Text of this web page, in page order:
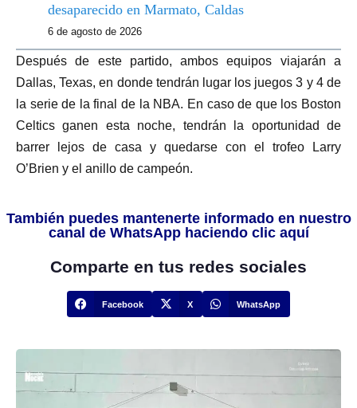
desaparecido en Marmato, Caldas
6 de agosto de 2026
Después de este partido, ambos equipos viajarán a
Dallas, Texas, en donde tendrán lugar los juegos 3 y 4 de
la serie de la final de la NBA. En caso de que los Boston
Celtics ganen esta noche, tendrán la oportunidad de
barrer lejos de casa y quedarse con el trofeo Larry
O’Brien y el anillo de campeón.
También puedes mantenerte informado en nuestro
canal de WhatsApp haciendo clic aquí
Comparte en tus redes sociales
Facebook X WhatsApp